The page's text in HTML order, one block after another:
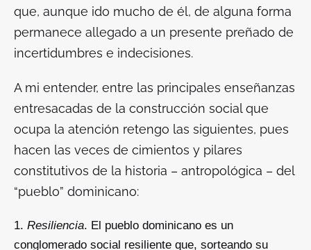
que, aunque ido mucho de él, de alguna forma
permanece allegado a un presente preñado de
incertidumbres e indecisiones.
A mi entender, entre las principales enseñanzas
entresacadas de la construcción social que
ocupa la atención retengo las siguientes, pues
hacen las veces de cimientos y pilares
constitutivos de la historia – antropológica – del
“pueblo” dominicano:
Resiliencia. El pueblo dominicano es un
conglomerado social resiliente que, sorteando su